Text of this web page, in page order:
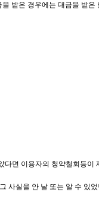
받은 경우에는 대금을 받은
면 이용자의 청약철회등이
사실을 안 날 또는 알 수 있었